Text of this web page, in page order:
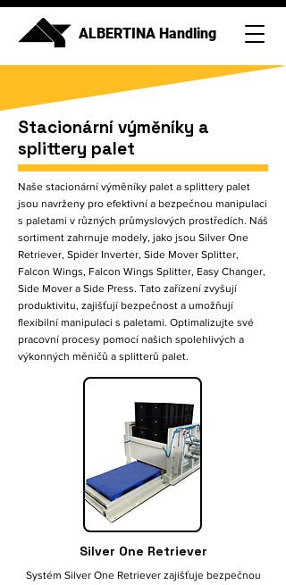
ALBERTINA Handling
Stacionární výměníky a
splittery palet
Naše stacionární výměníky palet a splittery palet
jsou navrženy pro efektivní a bezpečnou manipulaci
s paletami v různých průmyslových prostředích. Náš
sortiment zahrnuje modely, jako jsou Silver One
Retriever, Spider Inverter, Side Mover Splitter,
Falcon Wings, Falcon Wings Splitter, Easy Changer,
Side Mover a Side Press. Tato zařízení zvyšují
produktivitu, zajišťují bezpečnost a umožňují
flexibilní manipulaci s paletami. Optimalizujte své
pracovní procesy pomocí našich spolehlivých a
výkonných měničů a splitterů palet.
Silver One Retriever
Systém Silver One Retriever zajišťuje bezpečnou